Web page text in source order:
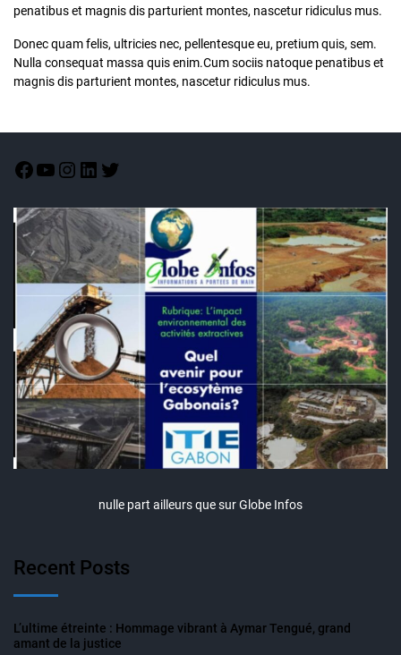
penatibus et magnis dis parturient montes, nascetur ridiculus mus.
Donec quam felis, ultricies nec, pellentesque eu, pretium quis, sem.
Nulla consequat massa quis enim.Cum sociis natoque penatibus et
magnis dis parturient montes, nascetur ridiculus mus.
nulle part ailleurs que sur Globe Infos
Recent Posts
L’ultime étreinte : Hommage vibrant à Aymar Tengué, grand
amant de la justice